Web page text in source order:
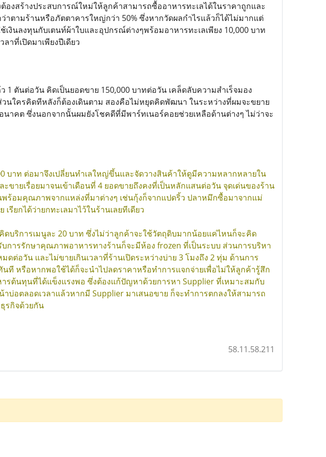
งสร้างประสบการณ์ใหม่ให้ลูกค้าสามารถซื้ออาหารทะเลได้ในราคาถูกและ
าตามร้านหรือภัตตาคารใหญ่กว่า 50% ซึ่งหากวัดผลกำไรแล้วก็ได้ไม่มากแต่
เงินลงทุนกับเตนท์ผ้าใบและอุปกรณ์ต่างๆพร้อมอาหารทะเลเพียง 10,000 บาท
าที่เปิดมาเพียงปีเดียว
1 ตันต่อวัน คิดเป็นยอดขาย 150,000 บาทต่อวัน เคล็ดลับความสำเร็จมอง
นใครคิดทีหลังก็ต้องเดินตาม สองคือไม่หยุดคิดพัฒนา ในระหว่างที่ผมจะขยาย
าคต ซึ่งนอกจากนั้นผมยังโชคดีที่มีพาร์ทเนอร์คอยช่วยเหลือด้านต่างๆ ไม่ว่าจะ
บาท ต่อมาจึงเปลี่ยนทำเลใหญ่ขึ้นและจัดวางสินค้าให้ดูมีความหลากหลายใน
ายเรื่อยมาจนเข้าเดือนที่ 4 ยอดขายถึงคงที่เป็นหลักแสนต่อวัน จุดเด่นของร้าน
ร้อมคุณภาพจากแหล่งที่มาต่างๆ เช่นกุ้งก็จากแปดริ้ว ปลาหมึกซื้อมาจากแม่
ยกได้ว่ายกทะเลมาไว้ในร้านเลยทีเดียว
บริการเมนูละ 20 บาท ซึ่งไม่ว่าลูกค้าจะใช้วัตถุดิบมากน้อยแค่ไหนก็จะคิด
บการรักษาคุณภาพอาหารทางร้านก็จะมีห้อง frozen ที่เป็นระบบ ส่วนการบริหา
ต่อวัน และไม่ขายเกินเวลาที่ร้านเปิดระหว่างบ่าย 3 โมงถึง 2 ทุ่ม ด้านการ
ที หรือหากพอใช้ได้ก็จะนำไปลดราคาหรือทำการแจกจ่ายเพื่อไม่ให้ลูกค้ารู้สึก
รต้นทุนที่ได้แข็งแรงพอ ซึ่งต้องแก้ปัญหาด้วยการหา Supplier ที่เหมาะสมกับ
บ่อตลอดเวลาแล้วหากมี Supplier มาเสนอขาย ก็จะทำการตกลงให้สามารถ
รกิจด้วยกัน
58.11.58.211